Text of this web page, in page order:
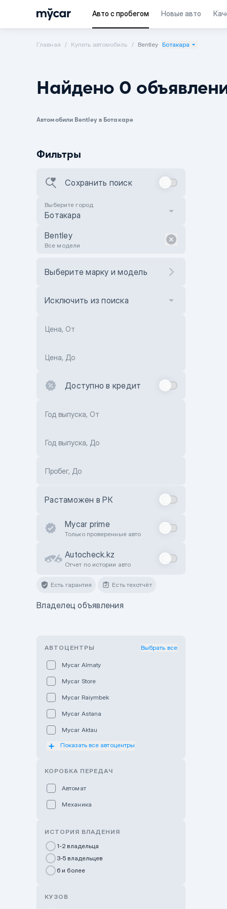
Авто с пробегом Новые авто
Главная Купить автомобиль Bentley Ботакара
Найдено 0
Автомобили Bentley в Ботакаре
Фильтры
Сохранить поиск
Выберите город
Ботакара
Bentley
Все модели
Выберите марку и модель
Исключить из поиска
Цена, От
Цена, До
Доступно в кредит
Год выпуска, От
Год выпуска, До
Пробег, До
Растаможен в РК
Mycar prime
Только проверенные авто
Autocheck.kz
Отчет по истории авто
Есть гарантия Есть техотчёт
Владелец объявления
АВТОЦЕНТРЫ Выбрать все
Mycar Almaty
Mycar Store
Mycar Raiymbek
Mycar Astana
Mycar Aktau
Mycar Uralsk
GWM Nurly Zhol
Chery Astana
Показать все автоцентры
КОРОБКА ПЕРЕДАЧ
Автомат
Механика
ИСТОРИЯ ВЛАДЕНИЯ
1-2 владельца
3-5 владельцев
6 и более
КУЗОВ